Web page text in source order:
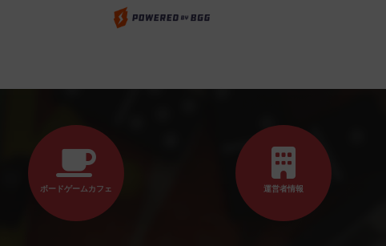
ボードゲームカフェ 運営者情報